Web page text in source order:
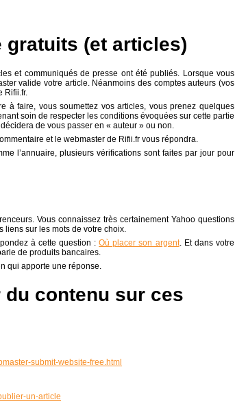
gratuits (et articles)
et communiqués de presse ont été publiés. Lorsque vous
valide votre article. Néanmoins des comptes auteurs (vos
Rifii.fr.
à faire, vous soumettez vos articles, vous prenez quelques
soin de respecter les conditions évoquées sur cette partie
de vous passer en « auteur » ou non.
et le webmaster de Rifii.fr vous répondra.
l’annuaire, plusieurs vérifications sont faites par jour pour
Vous connaissez très certainement Yahoo questions
liens sur les mots de votre choix.
à cette question :Où placer son argent. Et dans votre
de produits bancaires.
qui apporte une réponse.
contenu sur ces
submit-website-free.html
un-article